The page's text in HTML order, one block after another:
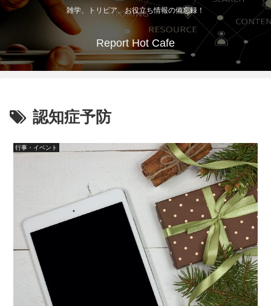
雑学、トリビア、お役立ち情報の備忘録！
Report Hot Cafe
認知症予防
行事・イベント